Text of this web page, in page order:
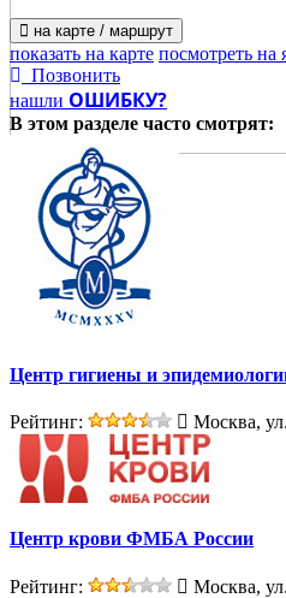
на карте / маршрут
показать на карте посмотреть на
Позвонить
нашли ОШИБКУ?
В этом разделе часто смотрят:
Центр гигиены и
Рейтинг: Москва,
Центр крови ФМБА России
Рейтинг: Москва,